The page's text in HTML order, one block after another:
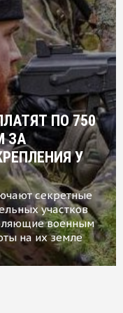
ПО 750
ЗА
У
секретные
участков
военным
на их земле